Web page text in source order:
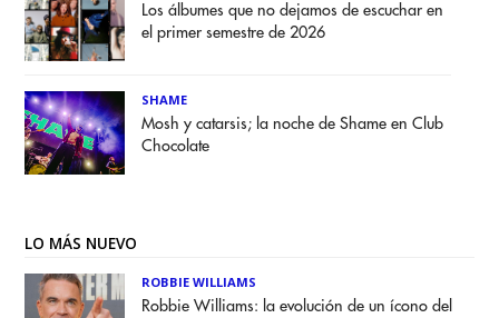
Los álbumes que no dejamos de escuchar en
el primer semestre de 2026
SHAME
Mosh y catarsis; la noche de Shame en Club
Chocolate
LO MÁS NUEVO
ROBBIE WILLIAMS
Robbie Williams: la evolución de un ícono del